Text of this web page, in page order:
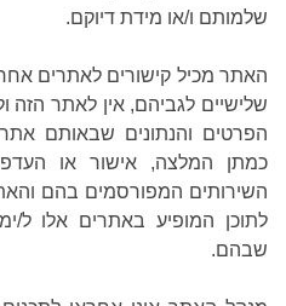
שלמותם ו/או מידת דיוקם.
האתר מכיל קישורים לאתרים
שלישיים לגביהם, אין לאתר הזה
הפרטים והנתונים שבאותם
כמתן המלצה, אישור או
השירותים המפורסמים בהם
לתוכן המופיע באתרים אלו
שבהם.